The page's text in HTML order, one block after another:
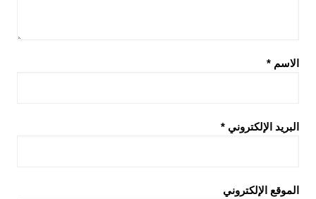
الاسم *
البريد الإلكتروني *
الموقع الإلكتروني